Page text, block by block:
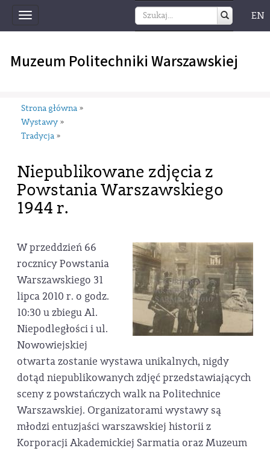
Toggle
navigation
EN
Muzeum Politechniki Warszawskiej
Strona główna »
Wystawy »
Tradycja »
Niepublikowane zdjęcia z
Powstania Warszawskiego
1944 r.
W przeddzień 66
rocznicy Powstania
Warszawskiego 31
lipca 2010 r. o godz.
10:30 u zbiegu Al.
Niepodległości i ul.
Nowowiejskiej
otwarta zostanie wystawa unikalnych, nigdy
dotąd niepublikowanych zdjęć przedstawiających
sceny z powstańczych walk na Politechnice
Warszawskiej. Organizatorami wystawy są
młodzi entuzjaści warszawskiej historii z
Korporacji Akademickiej Sarmatia oraz Muzeum